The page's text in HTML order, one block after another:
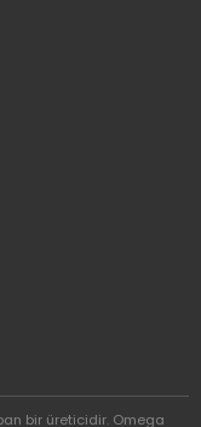
bir üreticidir. Omega